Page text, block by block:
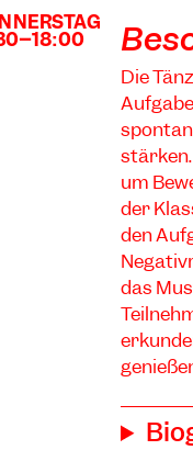
SCHULE
SCHULE
Die
um
der
den
das